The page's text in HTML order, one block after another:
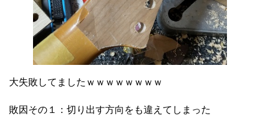
大失敗してましたｗｗｗｗｗｗｗｗ
敗因その１：切り出す方向をも違えてしまった